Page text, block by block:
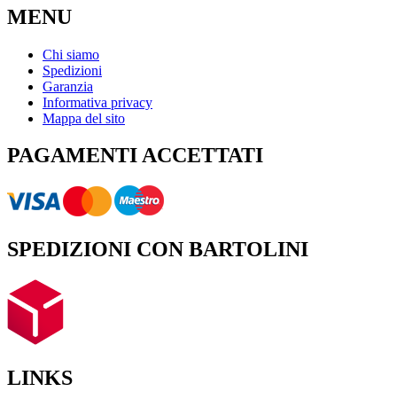
MENU
Chi siamo
Spedizioni
Garanzia
Informativa privacy
Mappa del sito
PAGAMENTI ACCETTATI
SPEDIZIONI CON BARTOLINI
LINKS